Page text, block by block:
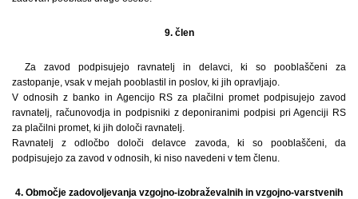
9. člen
Za zavod podpisujejo ravnatelj in delavci, ki so pooblaščeni za
zastopanje, vsak v mejah pooblastil in poslov, ki jih opravljajo.
V odnosih z banko in Agencijo RS za plačilni promet podpisujejo zavod
ravnatelj, računovodja in podpisniki z deponiranimi podpisi pri Agenciji RS
za plačilni promet, ki jih določi ravnatelj.
Ravnatelj z odločbo določi delavce zavoda, ki so pooblaščeni, da
podpisujejo za zavod v odnosih, ki niso navedeni v tem členu.
4. Območje zadovoljevanja vzgojno-izobraževalnih in vzgojno-varstvenih